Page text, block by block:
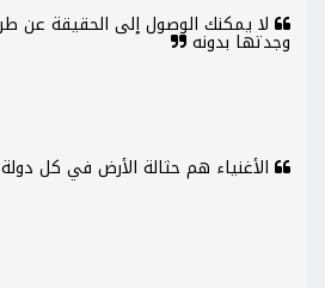
لا يمكنك الوصول إلى الحقيقة عن
وجدتها بدونه
الأغنياء هم حثالة الأرض في كل دولة